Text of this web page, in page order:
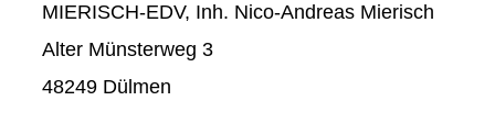
MIERISCH-EDV, Inh. Nico-Andreas Mierisch
Alter Münsterweg 3
48249 Dülmen